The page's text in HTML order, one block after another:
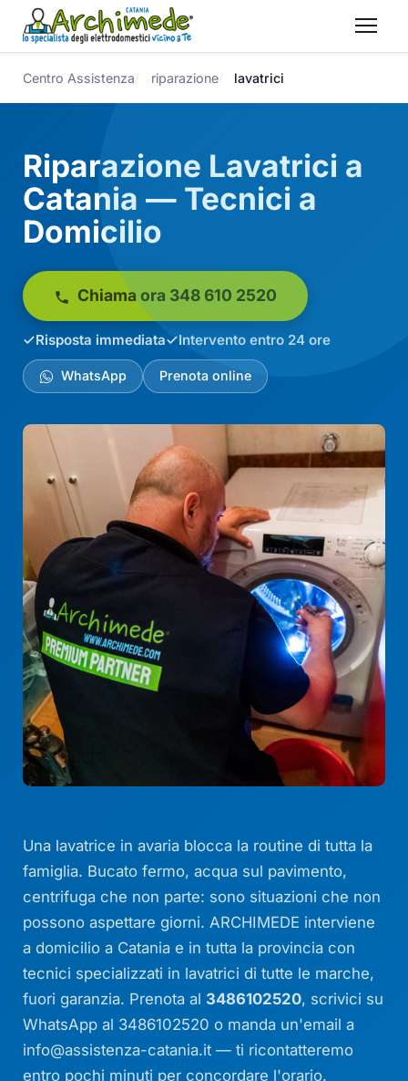
Centro Assistenza riparazione lavatrici
Riparazione Lavatrici a
Catania — Tecnici a
Domicilio
Chiama ora 348 610 2520
Risposta immediata Intervento entro 24 ore
WhatsApp Prenota online
Una lavatrice in avaria blocca la routine di tutta la
famiglia. Bucato fermo, acqua sul pavimento,
centrifuga che non parte: sono situazioni che non
possono aspettare giorni. ARCHIMEDE interviene
a domicilio a Catania e in tutta la provincia con
tecnici specializzati in lavatrici di tutte le marche,
fuori garanzia. Prenota al 3486102520, scrivici su
WhatsApp al 3486102520 o manda un'email a
info@assistenza-catania.it — ti ricontatteremo
entro pochi minuti per concordare l'orario.